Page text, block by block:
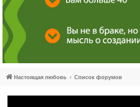
Настоящая любовь Список форумов